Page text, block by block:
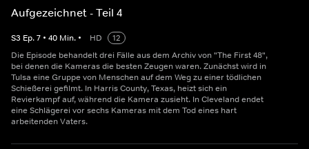
Aufgezeichnet - Teil 4
S3 Ep.7 • 40 Min. • HD
12
Die Episode behandelt drei Fälle aus dem Archiv von "The First 48",
bei denen die Kameras die besten Zeugen waren. Zunächst wird in
Tulsa eine Gruppe von Menschen auf dem Weg zu einer tödlichen
Schießerei gefilmt. In Harris County, Texas, heizt sich ein
Revierkampf auf, während die Kamera zusieht. In Cleveland endet
eine Schlägerei vor sechs Kameras mit dem Tod eines hart
arbeitenden Vaters.